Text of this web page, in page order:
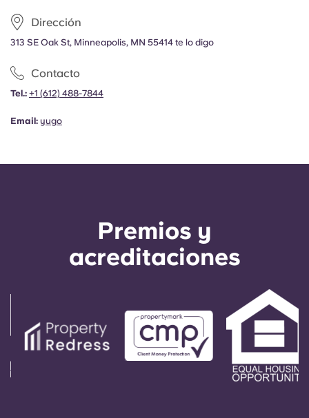
Dirección
313 SE Oak St, Minneapolis, MN 55414 te lo digo
Contacto
Tel.: +1 (612) 488-7844
Email: yugo
Premios y
acreditaciones